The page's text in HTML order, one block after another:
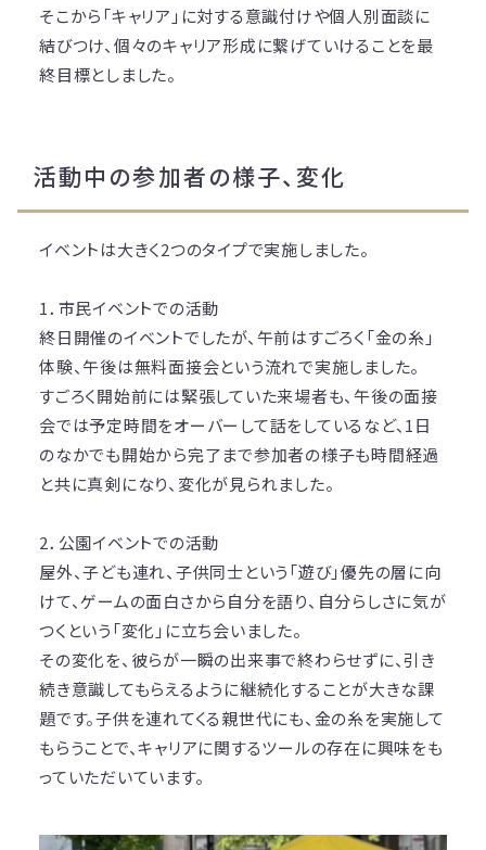
そこから「キャリア」に対する意識付けや個人別面談に
結びつけ、個々のキャリア形成に繋げていけることを最
終目標としました。
活動中の参加者の様子、変化
イベントは大きく2つのタイプで実施しました。
1．市民イベントでの活動
終日開催のイベントでしたが、午前はすごろく「金の糸」
体験、午後は無料面接会という流れで実施しました。
すごろく開始前には緊張していた来場者も、午後の面接
会では予定時間をオーバーして話をしているなど、1日
のなかでも開始から完了まで参加者の様子も時間経過
と共に真剣になり、変化が見られました。
2．公園イベントでの活動
屋外、子ども連れ、子供同士という「遊び」優先の層に向
けて、ゲームの面白さから自分を語り、自分らしさに気が
つくという「変化」に立ち会いました。
その変化を、彼らが一瞬の出来事で終わらせずに、引き
続き意識してもらえるように継続化することが大きな課
題です。子供を連れてくる親世代にも、金の糸を実施して
もらうことで、キャリアに関するツールの存在に興味をも
っていただいています。